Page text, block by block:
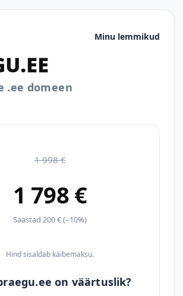
Minu lemmikud
.ee domeen
1 998 €
1 798 €
Säästad 200 € (–10%)
Hind sisaldab käibemaksu.
on väärtuslik?